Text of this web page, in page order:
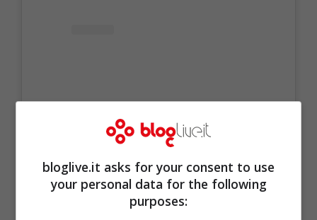
Visualizza questo post su Instagram
bloglive.it asks for your consent to use
your personal data for the following
purposes: